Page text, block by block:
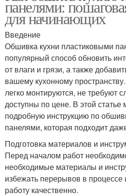
панелями:
для начинающих
Введение
Обшивка кухни пластиковыми
популярный способ обновить
от влаги и грязи, а также
вашему кухонному
легко монтируются, не требуют
доступны по цене. В этой
подробную инструкцию по
панелями, которая подходит
Подготовка материалов и
Перед началом работ
необходимые материалы и
избежать перерывов в процессе
работу качественно.